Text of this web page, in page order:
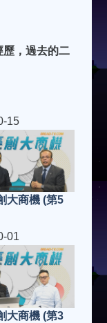
歷 ，過去的二
15
大商機 (第5
01
大商機 (第3